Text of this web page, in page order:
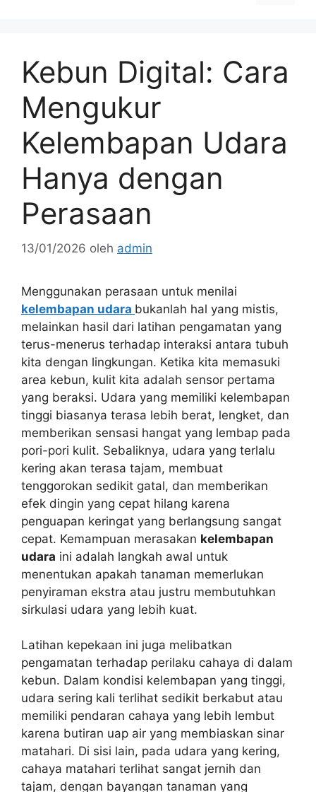
Kebun Digital: Cara
Mengukur
Kelembapan Udara
Hanya dengan
Perasaan
13/01/2026 oleh admin
Menggunakan perasaan untuk menilai
kelembapan udara bukanlah hal yang mistis,
melainkan hasil dari latihan pengamatan yang
terus-menerus terhadap interaksi antara tubuh
kita dengan lingkungan. Ketika kita memasuki
area kebun, kulit kita adalah sensor pertama
yang beraksi. Udara yang memiliki kelembapan
tinggi biasanya terasa lebih berat, lengket, dan
memberikan sensasi hangat yang lembap pada
pori-pori kulit. Sebaliknya, udara yang terlalu
kering akan terasa tajam, membuat
tenggorokan sedikit gatal, dan memberikan
efek dingin yang cepat hilang karena
penguapan keringat yang berlangsung sangat
cepat. Kemampuan merasakan kelembapan
udara ini adalah langkah awal untuk
menentukan apakah tanaman memerlukan
penyiraman ekstra atau justru membutuhkan
sirkulasi udara yang lebih kuat.
Latihan kepekaan ini juga melibatkan
pengamatan terhadap perilaku cahaya di dalam
kebun. Dalam kondisi kelembapan yang tinggi,
udara sering kali terlihat sedikit berkabut atau
memiliki pendaran cahaya yang lebih lembut
karena butiran uap air yang membiaskan sinar
matahari. Di sisi lain, pada udara yang kering,
cahaya matahari terlihat sangat jernih dan
tajam, dengan bayangan tanaman yang